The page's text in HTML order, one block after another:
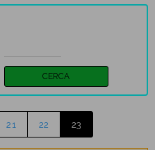
21 22 23